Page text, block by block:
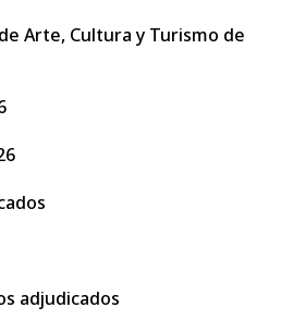
Arte, Cultura y Turismo de
adjudicados